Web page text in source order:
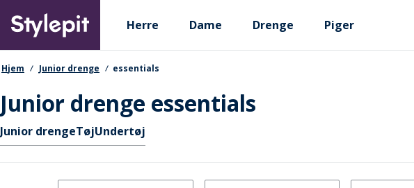
main
content
Primary departments
Herre Dame Drenge Piger
navigationssti
Hjem Junior drenge essentials
Junior drenge essentials
Hurtige links
Junior drengeTøjUndertøj